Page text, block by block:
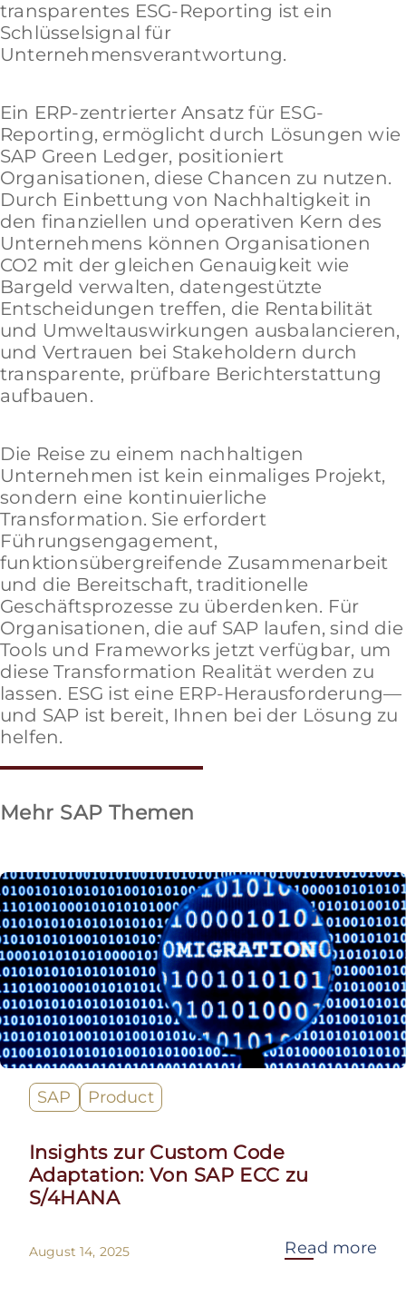
transparentes ESG-Reporting ist ein
Schlüsselsignal für
Unternehmensverantwortung.
Ein ERP-zentrierter Ansatz für ESG-
Reporting, ermöglicht durch Lösungen wie
SAP Green Ledger, positioniert
Organisationen, diese Chancen zu nutzen.
Durch Einbettung von Nachhaltigkeit in
den finanziellen und operativen Kern des
Unternehmens können Organisationen
CO2 mit der gleichen Genauigkeit wie
Bargeld verwalten, datengestützte
Entscheidungen treffen, die Rentabilität
und Umweltauswirkungen ausbalancieren,
und Vertrauen bei Stakeholdern durch
transparente, prüfbare Berichterstattung
aufbauen.
Die Reise zu einem nachhaltigen
Unternehmen ist kein einmaliges Projekt,
sondern eine kontinuierliche
Transformation. Sie erfordert
Führungsengagement,
funktionsübergreifende Zusammenarbeit
und die Bereitschaft, traditionelle
Geschäftsprozesse zu überdenken. Für
Organisationen, die auf SAP laufen, sind die
Tools und Frameworks jetzt verfügbar, um
diese Transformation Realität werden zu
lassen. ESG ist eine ERP-Herausforderung—
und SAP ist bereit, Ihnen bei der Lösung zu
helfen.
Mehr SAP Themen
SAP Product
Insights zur Custom Code
Adaptation: Von SAP ECC zu
S/4HANA
August 14, 2025 Read more